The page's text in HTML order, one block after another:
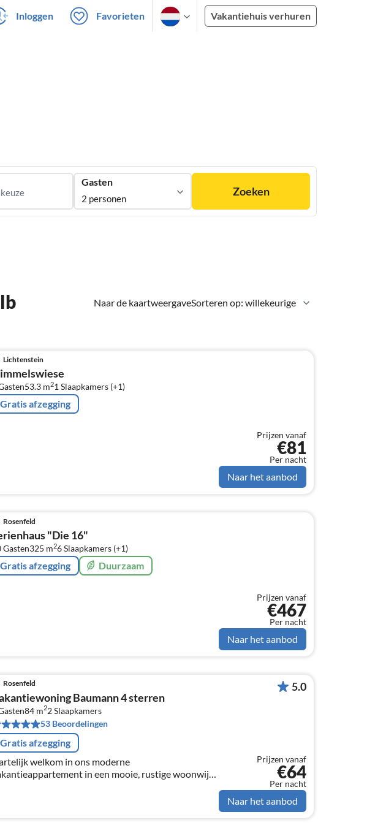
Inloggen Favorieten Vakantiehuis verhuren
Gasten
2 personen
Zoeken
Naar de kaartweergaveSorteren op: willekeurige
Lichtenstein
53.3 m21 Slaapkamers (+1)
Gratis afzegging
Prijzen vanaf
€81
Per nacht
Naar het aanbod
Rosenfeld
"Die 16"
Gasten325 m26Slaapkamers (+1)
Gratis afzegging Duurzaam
Prijzen vanaf
€467
Per nacht
Naar het aanbod
Rosenfeld
Baumann 4 sterren
84 m22Slaapkamers
53 Beoordelingen
Gratis afzegging
welkom in ons moderne
in een mooie, rustige woonwijk,
5.0
Prijzen vanaf
€64
Per nacht
Naar het aanbod